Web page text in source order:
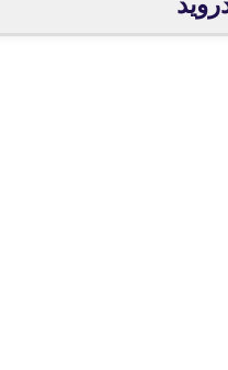
fovtech
05 أبريل 2021